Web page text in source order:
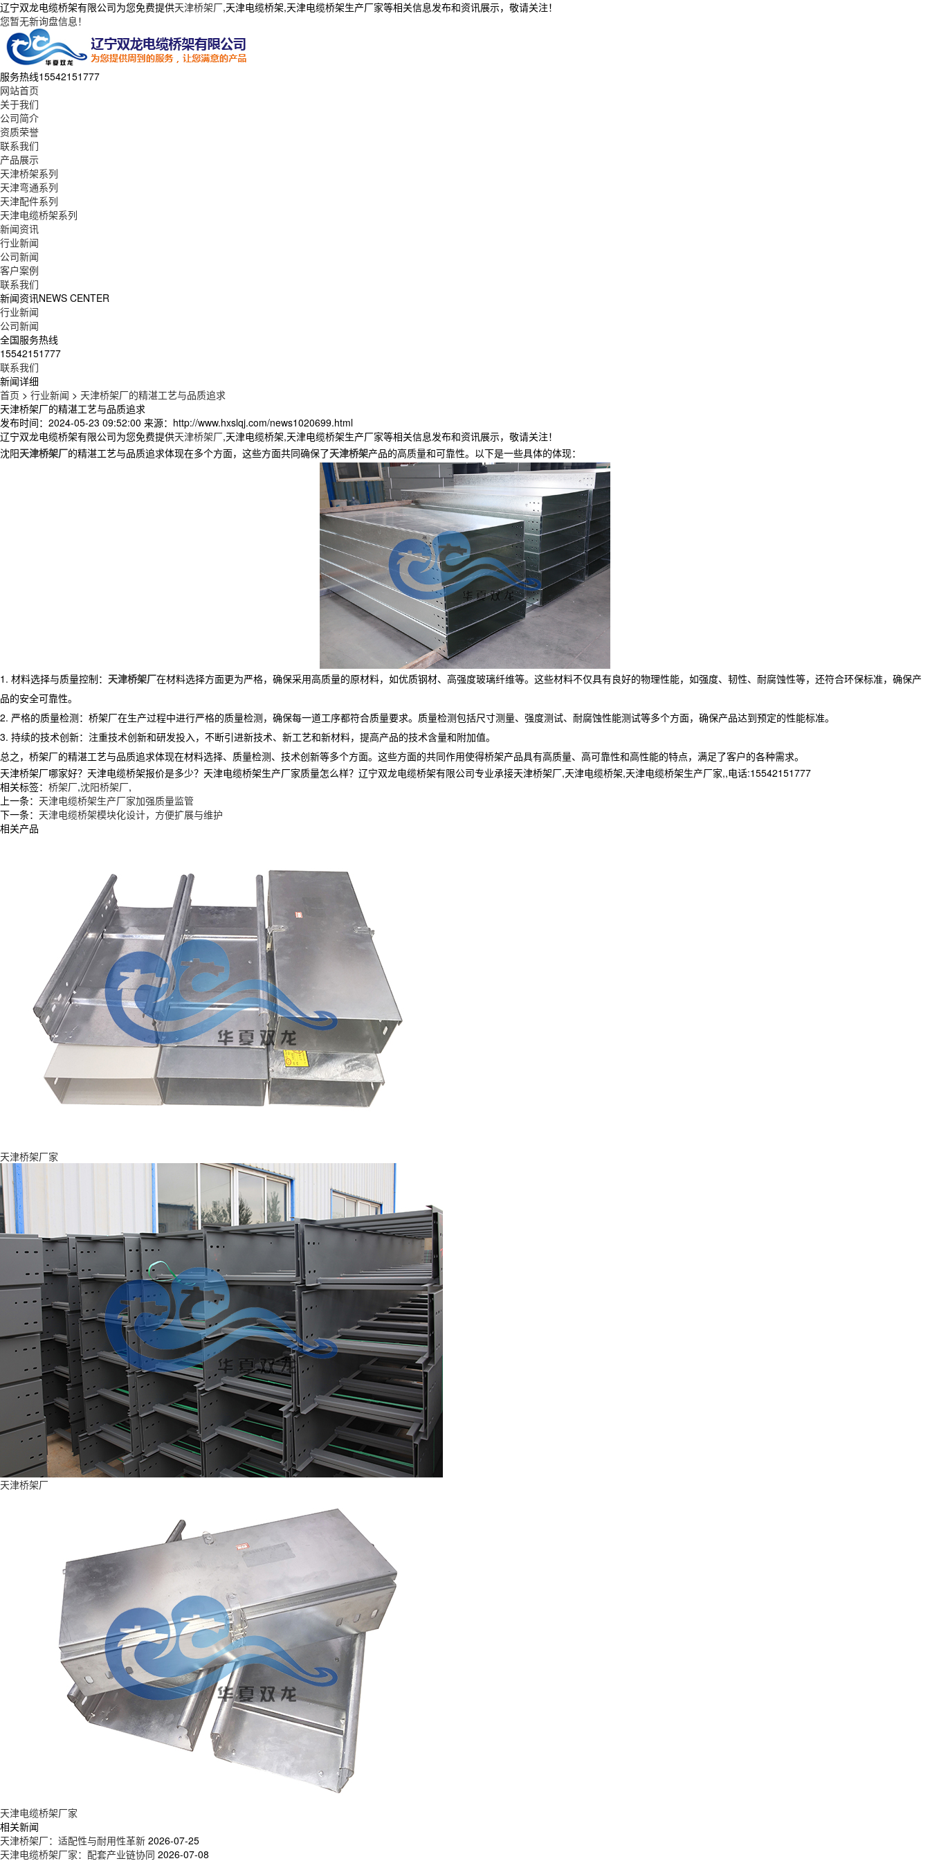
辽宁双龙电缆桥架有限公司为您免费提供天津桥架厂,天津电缆桥架,天津电缆桥架生产厂家等相关信息发布和资讯展示，敬请关注！
您暂无新询盘信息！
服务热线15542151777
网站首页
关于我们
公司简介
资质荣誉
联系我们
产品展示
天津桥架系列
天津弯通系列
天津配件系列
天津电缆桥架系列
新闻资讯
行业新闻
公司新闻
客户案例
联系我们
新闻资讯NEWS CENTER
行业新闻
公司新闻
全国服务热线
15542151777
联系我们
新闻详细
首页 > 行业新闻 > 天津桥架厂的精湛工艺与品质追求
天津桥架厂的精湛工艺与品质追求
发布时间：2024-05-23 09:52:00 来源：http://www.hxslqj.com/news1020699.html
辽宁双龙电缆桥架有限公司为您免费提供天津桥架厂,天津电缆桥架,天津电缆桥架生产厂家等相关信息发布和资讯展示，敬请关注！
沈阳天津桥架厂的精湛工艺与品质追求体现在多个方面，这些方面共同确保了天津桥架产品的高质量和可靠性。以下是一些具体的体现：
1. 材料选择与质量控制： 天津桥架厂在材料选择方面更为严格，确保采用高质量的原材料，如优质钢材、高强度玻璃纤维等。这些材料不仅具有良好的物理性能，如强度、韧性、耐腐蚀性等，还符合环保标准，确保产
品的安全可靠性。
2. 严格的质量检测：桥架厂在生产过程中进行严格的质量检测，确保每一道工序都符合质量要求。质量检测包括尺寸测量、强度测试、耐腐蚀性能测试等多个方面，确保产品达到预定的性能标准。
3. 持续的技术创新：注重技术创新和研发投入，不断引进新技术、新工艺和新材料，提高产品的技术含量和附加值。
总之，桥架厂的精湛工艺与品质追求体现在材料选择、质量检测、技术创新等多个方面。这些方面的共同作用使得桥架产品具有高质量、高可靠性和高性能的特点，满足了客户的各种需求。
天津桥架厂哪家好？天津电缆桥架报价是多少？天津电缆桥架生产厂家质量怎么样？辽宁双龙电缆桥架有限公司专业承接天津桥架厂,天津电缆桥架,天津电缆桥架生产厂家,,电话:15542151777
相关标签： 桥架厂,沈阳桥架厂,
上一条： 天津电缆桥架生产厂家加强质量监管
下一条： 天津电缆桥架模块化设计，方便扩展与维护
相关产品
天津桥架厂家
天津桥架厂
天津电缆桥架厂家
相关新闻
天津桥架厂：适配性与耐用性革新 2026-07-25
天津电缆桥架厂家：配套产业链协同 2026-07-08